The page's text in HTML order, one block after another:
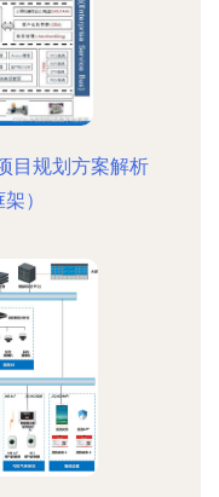
目规划方案解析
）